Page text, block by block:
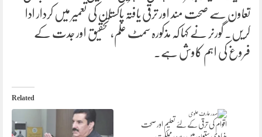
تعاون سے صحت مند اور ترقی یافتہ پاکستان کی تعمیر میں کردار ادا
کریں۔ گورنر نے کہا کہ مذکورہ سمٹ علم، تحقیق اور جدت کے
فروغ کی اہم کاوش ہے۔
Related
اقوام کی ترقی کے لئے تعلیم اور صحت